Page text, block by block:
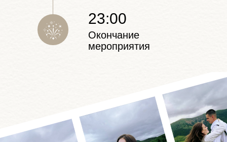
23:00
Окончание
мероприятия